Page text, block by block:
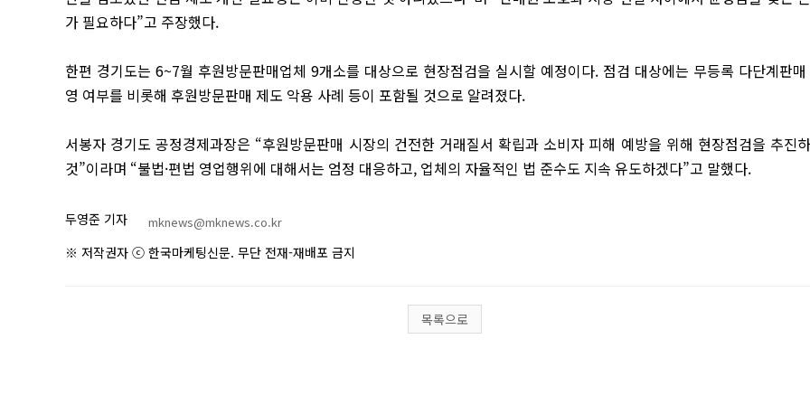
가 필요하다”고 주장했다.
한편 경기도는 6~7월 후원방문판매업체 9개소를 대상으로 현장점검을 실시할 예정이다. 점검 대상에는 무등록 다단계판
영 여부를 비롯해 후원방문판매 제도 악용 사례 등이 포함될 것으로 알려졌다.
서봉자 경기도 공정경제과장은 “후원방문판매 시장의 건전한 거래질서 확립과 소비자 피해 예방을 위해 현장점검을 추진
것”이라며 “불법·편법 영업행위에 대해서는 엄정 대응하고, 업체의 자율적인 법 준수도 지속 유도하겠다”고 말했다.
두영준 기자 mknews@mknews.co.kr
※ 저작권자 ⓒ 한국마케팅신문. 무단 전재-재배포 금지
목록으로